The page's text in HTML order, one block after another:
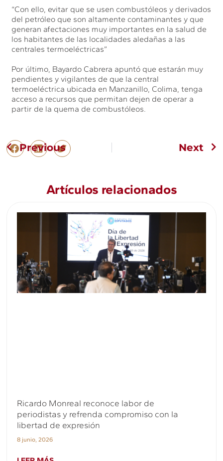
“Con ello, evitar que se usen combustóleos y derivados
del petróleo que son altamente contaminantes y que
generan afectaciones muy importantes en la salud de
los habitantes de las localidades aledañas a las
centrales termoeléctricas”
Por último, Bayardo Cabrera apuntó que estarán muy
pendientes y vigilantes de que la central
termoeléctrica ubicada en Manzanillo, Colima, tenga
acceso a recursos que permitan dejen de operar a
partir de la quema de combustóleos.
Previous Next
Artículos relacionados
Ricardo Monreal reconoce labor de
periodistas y refrenda compromiso con la
libertad de expresión
8 junio, 2026